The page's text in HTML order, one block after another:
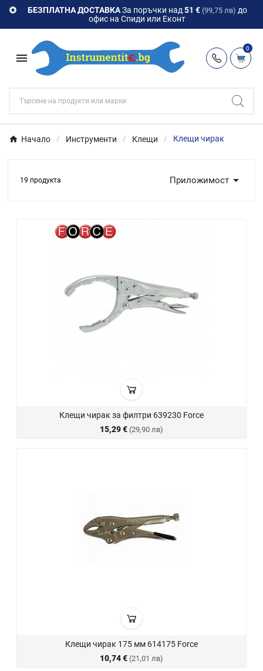
 БЕЗПЛАТНА ДОСТАВКАЗа поръчки над 51 € (99,75 лв) до
офис на Спиди или Еконт

0
Начало Инструменти Клещи Клещи чирак
19 продукта Приложимост 
Клещи чирак за филтри 639230 Force
15,29 € (29,90 лв)
Клещи чирак 175 мм 614175 Force
10,74 € (21,01 лв)